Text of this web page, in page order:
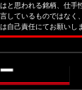
と思われる銘柄、仕手
しているものではなく
自己責任にてお願いし